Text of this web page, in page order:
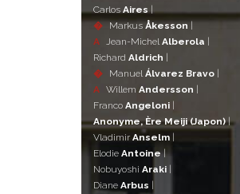
Carlos Aires |
�
Markus Åkesson |
A
Jean-Michel Alberola |
Richard Aldrich |
�
Manuel Álvarez Bravo |
A Willem Andersson |
Franco Angeloni |
Anonyme, Ère Meiji (Japon)|
Vladimir Anselm |
Elodie Antoine|
Nobuyoshi Araki |
Diane Arbus |